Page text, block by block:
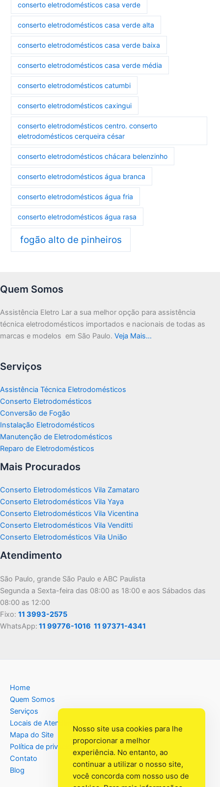
conserto eletrodomésticos casa verde
conserto eletrodomésticos casa verde alta
conserto eletrodomésticos casa verde baixa
conserto eletrodomésticos casa verde média
conserto eletrodomésticos catumbi
conserto eletrodomésticos caxingui
conserto eletrodomésticos centro. conserto
eletrodomésticos cerqueira césar
conserto eletrodomésticos chácara belenzinho
conserto eletrodomésticos água branca
conserto eletrodomésticos água fria
conserto eletrodomésticos água rasa
fogão alto de pinheiros
Quem Somos
Assistência Eletro Lar a sua melhor opção para assistência
técnica eletrodomésticos importados e nacionais de todas as
marcas e modelos em São Paulo. Veja Mais…
Serviços
Assistência Técnica Eletrodomésticos
Conserto Eletrodomésticos
Conversão de Fogão
Instalação Eletrodomésticos
Manutenção de Eletrodomésticos
Reparo de Eletrodomésticos
Mais Procurados
Conserto Eletrodomésticos Vila Zamataro
Conserto Eletrodomésticos Vila Yaya
Conserto Eletrodomésticos Vila Vicentina
Conserto Eletrodomésticos Vila Venditti
Conserto Eletrodomésticos Vila União
Atendimento
São Paulo, grande São Paulo e ABC Paulista
Segunda a Sexta-feira das 08:00 as 18:00 e aos Sábados das
08:00 as 12:00
Fixo: 11 3993-2575
WhatsApp: 11 99776-1016 11 97371-4341
Home
Quem Somos
Serviços
Locais de Atendimento
Mapa do Site
Política de privacidade
Contato
Blog
Nosso site usa cookies para lhe
proporcionar a melhor
experiência. No entanto, ao
continuar a utilizar o nosso site,
você concorda com nosso uso de